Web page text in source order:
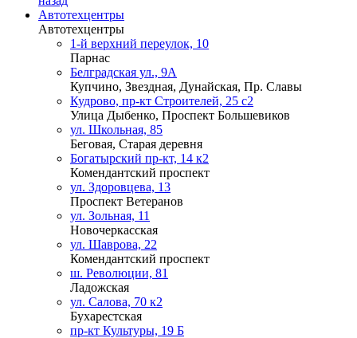
Автотехцентры
Автотехцентры
1-й верхний переулок, 10
Парнас
Белградская ул., 9А
Купчино, Звездная, Дунайская, Пр. Славы
Кудрово, пр-кт Строителей, 25 с2
Улица Дыбенко, Проспект Большевиков
ул. Школьная, 85
Беговая, Старая деревня
Богатырский пр-кт, 14 к2
Комендантский проспект
ул. Здоровцева, 13
Проспект Ветеранов
ул. Зольная, 11
Новочеркасская
ул. Шаврова, 22
Комендантский проспект
ш. Революции, 81
Ладожская
ул. Салова, 70 к2
Бухарестская
пр-кт Культуры, 19 Б